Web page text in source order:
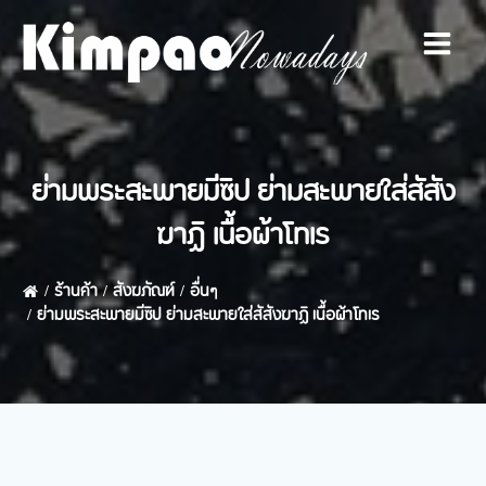
content
ย่ามพระสะพายมีซิป ย่ามสะพายใส่สัสัง
ฆาฏิ เนื้อผ้าโทเร
ร้านค้า สังฆภัณฑ์ อื่นๆ
ย่ามพระสะพายมีซิป ย่ามสะพายใส่สัสังฆาฏิ เนื้อผ้าโทเร